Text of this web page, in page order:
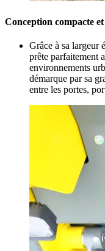
Conception compacte
Grâce à sa largeur
prête parfaitement
environnements
démarque par sa
entre les portes,